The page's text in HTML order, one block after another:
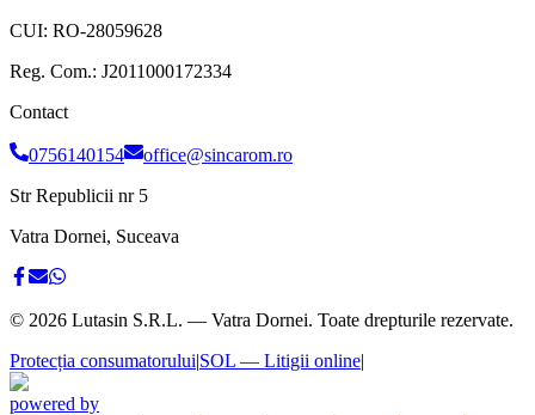
CUI: RO-28059628
Reg. Com.: J2011000172334
Contact
0756140154
office@sincarom.ro
Str Republicii nr 5
Vatra Dornei, Suceava
© 2026 Lutasin S.R.L. — Vatra Dornei. Toate drepturile rezervate.
Protecția consumatorului|SOL — Litigii online|
powered by